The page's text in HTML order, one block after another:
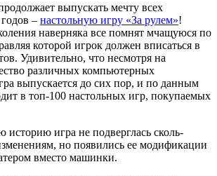
выпускать мечту всех
– настольную игру «За рулем»!
наверняка все помнят мчащуюся по
которой игрок должен вписаться в
Удивительно, что несмотря на
различных компьютерных
выпускается до сих пор, и по данным
в топ-100 настольных игр, покупаемых
историю игра не подверглась сколь-
но появились ее модификации
вместо машинки.